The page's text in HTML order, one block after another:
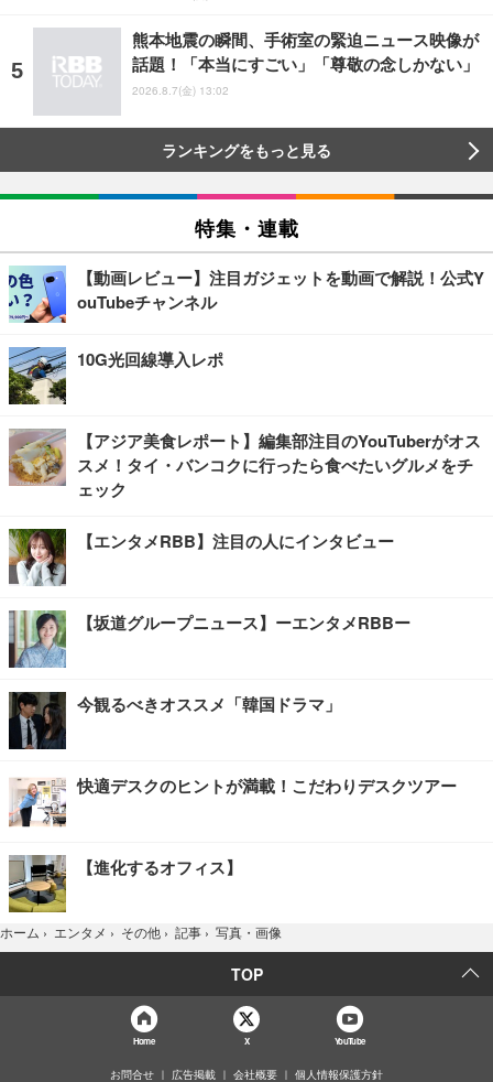
熊本地震の瞬間、手術室の緊迫ニュース映像が
話題！「本当にすごい」「尊敬の念しかない」
2026.8.7(金) 13:02
ランキングをもっと見る
特集・連載
【動画レビュー】注目ガジェットを動画で解説！公式Y
ouTubeチャンネル
10G光回線導入レポ
【アジア美食レポート】編集部注目のYouTuberがオス
スメ！タイ・バンコクに行ったら食べたいグルメをチ
ェック
【エンタメRBB】注目の人にインタビュー
【坂道グループニュース】ーエンタメRBBー
今観るべきオススメ「韓国ドラマ」
快適デスクのヒントが満載！こだわりデスクツアー
【進化するオフィス】
ホーム › エンタメ › その他 › 記事 › 写真・画像
TOP
Home X YouTube
お問合せ 広告掲載 会社概要 個人情報保護方針